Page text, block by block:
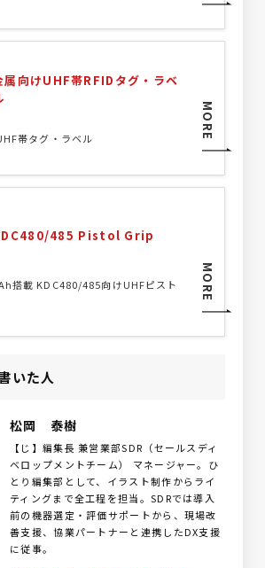
属向けUHF帯RFIDタグ・ラベ
帯タグ・ラベル MORE
485 Pistol Grip
搭載 KDC480/485向けUHFピスト
MORE
いた人
松岡 泰樹
【じ】編集長 兼営業部SDR（セールスディ
ベロップメントチーム） マネージャー。ひ
とり編集部として、イラスト制作からライ
ティングまで全工程を担当。SDRでは導入
前の機器選定・評価サポートから、現場改
善支援、協業パートナーと連携したDX支援
に従事。